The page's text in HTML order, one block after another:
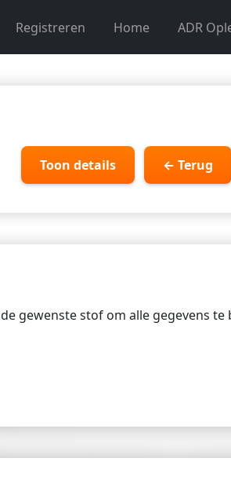
Registreren Home ADR
Toon details ← Terug
gewenste stof om alle gegevens